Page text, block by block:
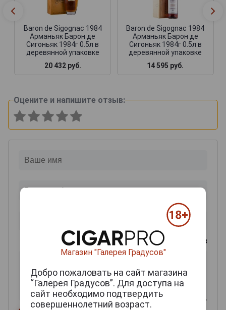
Baron de Sigognac 1984
Арманьяк Барон де
Сигоньяк 1984г 0.5л в
деревянной упаковке
20 432 руб.
Baron de Sigognac 1984
Арманьяк Барон де
Сигоньяк 1984г 0.5л в
деревянной упаковке
14 595 руб.
Оцените и напишите отзыв:
0 из 2000 знаков
Магазин "Галерея Градусов"
Добро пожаловать на сайт магазина
“Галерея Градусов”. Для доступа на
сайт необходимо подтвердить
совершеннолетний возраст.